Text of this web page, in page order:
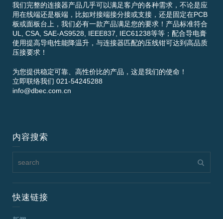
我们完整的连接器产品几乎可以满足客户的各种需求，不论是应
用在线端还是板端，比如对接端接分接或支接，还是固定在PCB
板或面板台上，我们必有一款产品满足您的要求！产品标准符合
UL, CSA, SAE-AS9528, IEEE837, IEC61238等等；配合导电膏
使用提高导电性能降温升，与连接器匹配的压线钳可达到高品质
压接要求！
为您提供稳定可靠、高性价比的产品，这是我们的使命！
立即联络我们 021-54245288
info@dbec.com.cn
内容搜索
快速链接